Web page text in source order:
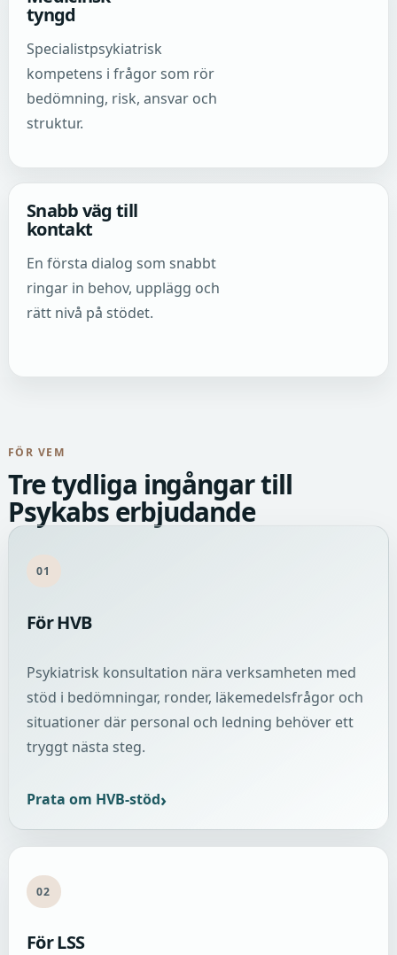
tyngd
Specialistpsykiatrisk
kompetens i frågor som rör
bedömning, risk, ansvar och
struktur.
Snabb väg till
kontakt
En första dialog som snabbt
ringar in behov, upplägg och
rätt nivå på stödet.
FÖR VEM
Tre tydliga ingångar till
Psykabs erbjudande
01
För HVB
Psykiatrisk konsultation nära verksamheten med
stöd i bedömningar, ronder, läkemedelsfrågor och
situationer där personal och ledning behöver ett
tryggt nästa steg.
Prata om HVB-stöd
02
För LSS